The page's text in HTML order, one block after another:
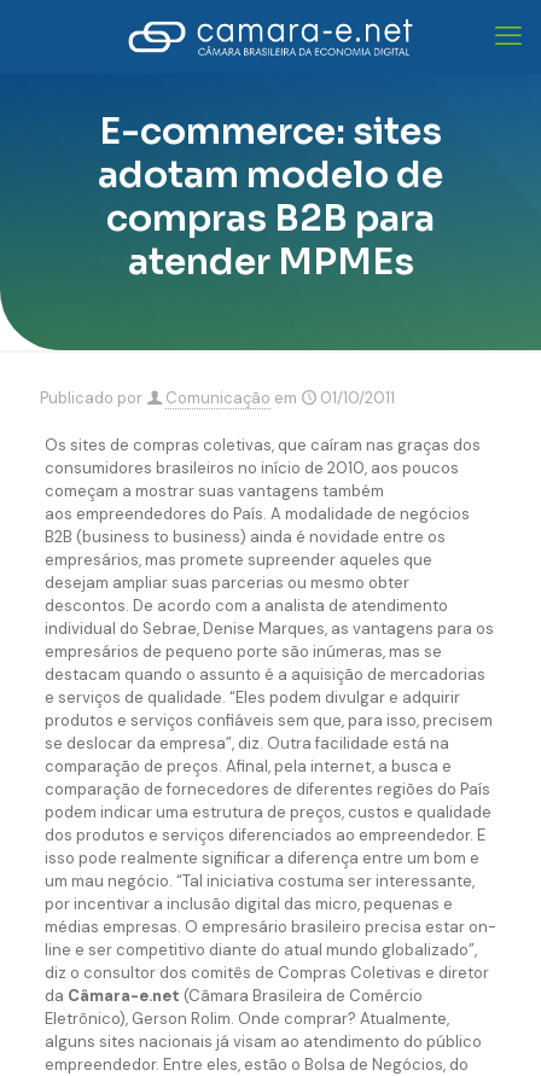
E-commerce: sites
adotam modelo de
compras B2B para
atender MPMEs
Publicado por Comunicação em 01/10/2011
Os sites de compras coletivas, que caíram nas graças dos
consumidores brasileiros no início de 2010, aos poucos
começam a mostrar suas vantagens também
aos empreendedores do País. A modalidade de negócios
B2B (business to business) ainda é novidade entre os
empresários, mas promete supreender aqueles que
desejam ampliar suas parcerias ou mesmo obter
descontos. De acordo com a analista de atendimento
individual do Sebrae, Denise Marques, as vantagens para os
empresários de pequeno porte são inúmeras, mas se
destacam quando o assunto é a aquisição de mercadorias
e serviços de qualidade. “Eles podem divulgar e adquirir
produtos e serviços confiáveis sem que, para isso, precisem
se deslocar da empresa”, diz. Outra facilidade está na
comparação de preços. Afinal, pela internet, a busca e
comparação de fornecedores de diferentes regiões do País
podem indicar uma estrutura de preços, custos e qualidade
dos produtos e serviços diferenciados ao empreendedor. E
isso pode realmente significar a diferença entre um bom e
um mau negócio. “Tal iniciativa costuma ser interessante,
por incentivar a inclusão digital das micro, pequenas e
médias empresas. O empresário brasileiro precisa estar on-
line e ser competitivo diante do atual mundo globalizado”,
diz o consultor dos comitês de Compras Coletivas e diretor
da Câmara-e.net (Câmara Brasileira de Comércio
Eletrônico), Gerson Rolim. Onde comprar? Atualmente,
alguns sites nacionais já visam ao atendimento do público
empreendedor. Entre eles, estão o Bolsa de Negócios, do